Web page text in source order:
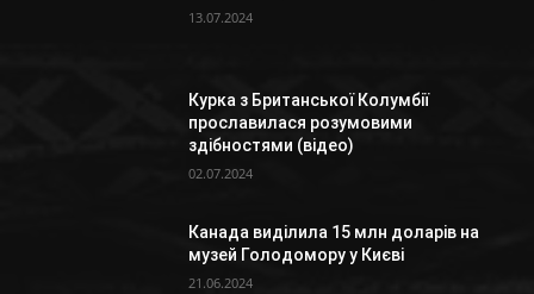
13.07.2024
Курка з Британської Колумбії
прославилася розумовими
здібностями (відео)
02.07.2024
Канада виділила 15 млн доларів на
музей Голодомору у Києві
21.06.2024